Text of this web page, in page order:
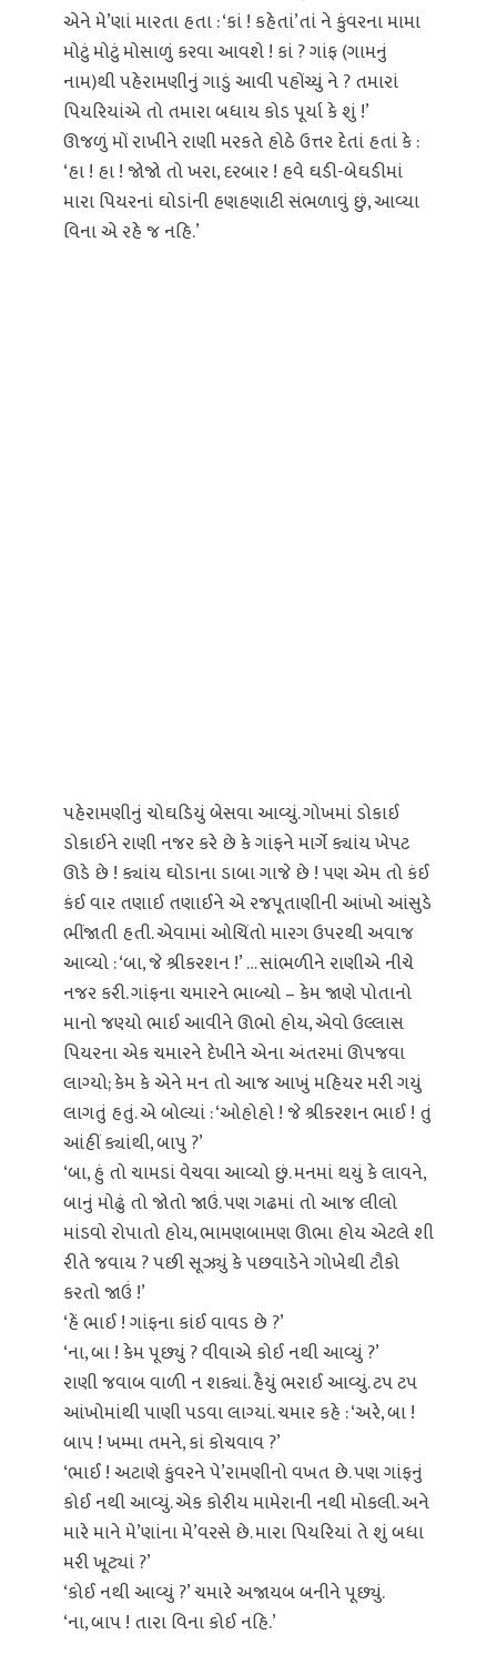
એને મે’ણાં મારતા હતા : ‘કાં ! કહેતાં’તાં ને કુંવરના મામા
મોટું મોટું મોસાળું કરવા આવશે ! કાં ? ગાંફ (ગામનું
નામ)થી પહેરામણીનું ગાડું આવી પહોંચ્યું ને ? તમારાં
પિયરિયાંએ તો તમારા બધાય કોડ પૂર્યા કે શું !’
ઊજળું મોં રાખીને રાણી મરકતે હોઠે ઉત્તર દેતાં હતાં કે :
‘હા ! હા ! જોજો તો ખરા, દરબાર ! હવે ઘડી-બેઘડીમાં
મારા પિયરનાં ઘોડાંની હણહણાટી સંભળાવું છું, આવ્યા
વિના એ રહે જ નહિ.’
પહેરામણીનું ચોઘડિયું બેસવા આવ્યું. ગોખમાં ડોકાઈ
ડોકાઈને રાણી નજર કરે છે કે ગાંફને માર્ગે ક્યાંય ખેપટ
ઊડે છે ! ક્યાંય ઘોડાના ડાબા ગાજે છે ! પણ એમ તો કંઈ
કંઈ વાર તણાઈ તણાઈને એ રજપૂતાણીની આંખો આંસુડે
ભીંજાતી હતી. એવામાં ઓચિંતો મારગ ઉપરથી અવાજ
આવ્યો : ‘બા, જે શ્રીકરશન !’ … સાંભળીને રાણીએ નીચે
નજર કરી. ગાંફના ચમારને ભાળ્યો – કેમ જાણે પોતાનો
માનો જણ્યો ભાઈ આવીને ઊભો હોય, એવો ઉલ્લાસ
પિયરના એક ચમારને દેખીને એના અંતરમાં ઊપજવા
લાગ્યો; કેમ કે એને મન તો આજ આખું મહિયર મરી ગયું
લાગતું હતું. એ બોલ્યાં : ‘ઓહોહો ! જે શ્રીકરશન ભાઈ ! તું
આંહીં ક્યાંથી, બાપુ ?’
‘બા, હું તો ચામડાં વેચવા આવ્યો છું. મનમાં થયું કે લાવને,
બાનું મોઢું તો જોતો જાઉં. પણ ગઢમાં તો આજ લીલો
માંડવો રોપાતો હોય, ભામણબામણ ઊભા હોય એટલે શી
રીતે જવાય ? પછી સૂઝ્યું કે પછવાડેને ગોખેથી ટૌકો
કરતો જાઉં !’
‘હેં ભાઈ ! ગાંફના કાંઈ વાવડ છે ?’
‘ના, બા ! કેમ પૂછ્યું ? વીવાએ કોઈ નથી આવ્યું ?’
રાણી જવાબ વાળી ન શક્યાં. હૈયું ભરાઈ આવ્યું. ટપ ટપ
આંખોમાંથી પાણી પડવા લાગ્યાં. ચમાર કહે : ‘અરે, બા !
બાપ ! ખમ્મા તમને, કાં કોચવાવ ?’
‘ભાઈ ! અટાણે કુંવરને પે’રામણીનો વખત છે. પણ ગાંફનું
કોઈ નથી આવ્યું. એક કોરીય મામેરાની નથી મોકલી. અને
મારે માને મે’ણાંના મે’વરસે છે. મારા પિયરિયાં તે શું બધા
મરી ખૂટ્યાં ?’
‘કોઈ નથી આવ્યું ?’ ચમારે અજાયબ બનીને પૂછ્યું.
‘ના, બાપ ! તારા વિના કોઈ નહિ.’